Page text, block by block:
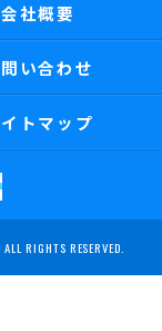
会社概要
い合わせ
トマップ
RESERVED.